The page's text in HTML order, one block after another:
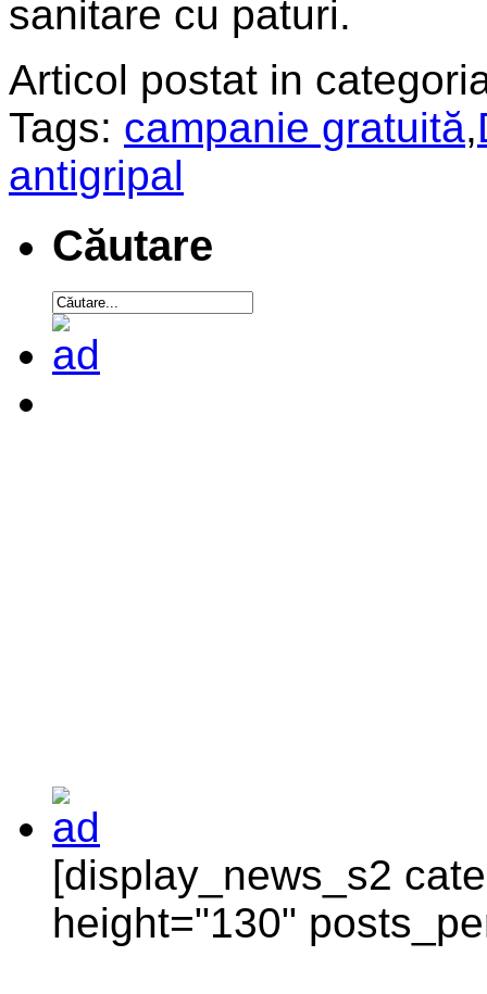
sanitare cu paturi.
Articol postat in
Tags: campanie gratuită,
antigripal
Căutare
[display_news_s2
height="130"